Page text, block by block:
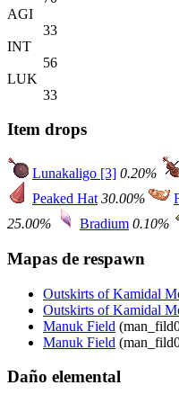
AGI
33
INT
56
LUK
33
Item drops
Lunakaligo [3] 0.20%
Peaked Hat 30.00%
25.00%
Bradium 0.10%
Mapas de respawn
Outskirts of Kamidal
Outskirts of Kamidal
Manuk Field
Manuk Field
Daño elemental